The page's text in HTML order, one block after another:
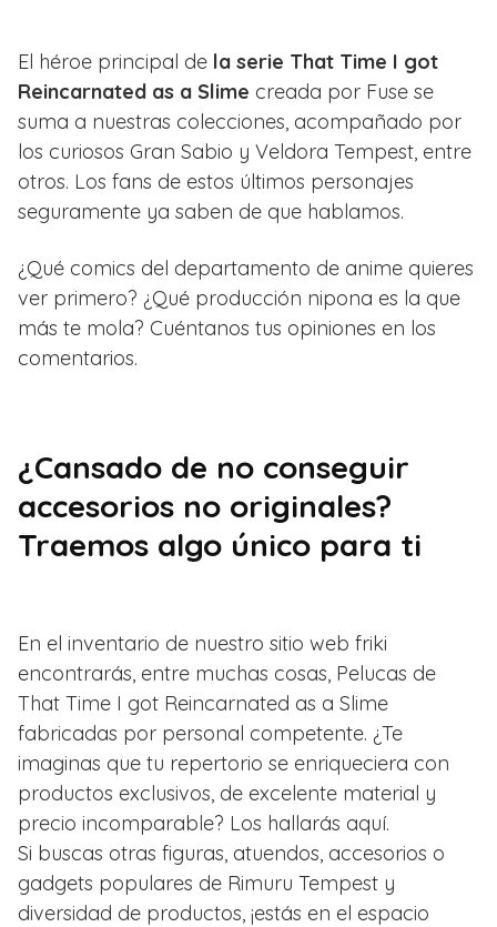
El héroe principal de la serie That Time I got
Reincarnated as a Slime creada por Fuse se
suma a nuestras colecciones, acompañado por
los curiosos Gran Sabio y Veldora Tempest, entre
otros. Los fans de estos últimos personajes
seguramente ya saben de que hablamos.
¿Qué comics del departamento de anime quieres
ver primero? ¿Qué producción nipona es la que
más te mola? Cuéntanos tus opiniones en los
comentarios.
¿Cansado de no conseguir
accesorios no originales?
Traemos algo único para ti
En el inventario de nuestro sitio web friki
encontrarás, entre muchas cosas, Pelucas de
That Time I got Reincarnated as a Slime
fabricadas por personal competente. ¿Te
imaginas que tu repertorio se enriqueciera con
productos exclusivos, de excelente material y
precio incomparable? Los hallarás aquí.
Si buscas otras figuras, atuendos, accesorios o
gadgets populares de Rimuru Tempest y
diversidad de productos, ¡estás en el espacio